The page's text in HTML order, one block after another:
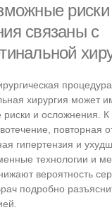
связаны с
процедура,
хирургия может
и осложнения. К
повторная
гипертензия и
технологии и
вероятность
подробно